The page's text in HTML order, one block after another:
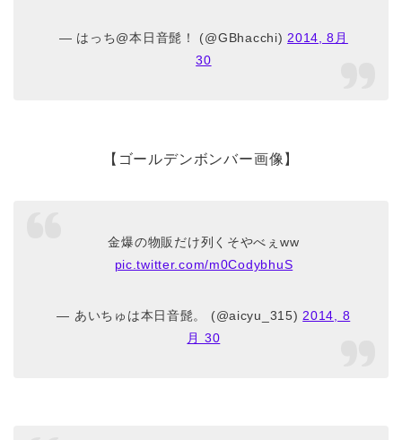
— はっち@本日音髭！ (@GBhacchi) 2014, 8月
30
【ゴールデンボンバー画像】
金爆の物販だけ列くそやべぇww
pic.twitter.com/m0CodybhuS
— あいちゅは本日音髭。 (@aicyu_315)2014, 8
月 30